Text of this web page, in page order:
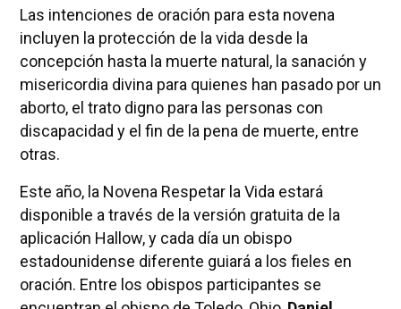
Las intenciones de oración para esta novena
incluyen la protección de la vida desde la
concepción hasta la muerte natural, la sanación y
misericordia divina para quienes han pasado por un
aborto, el trato digno para las personas con
discapacidad y el fin de la pena de muerte, entre
otras.
Este año, la Novena Respetar la Vida estará
disponible a través de la versión gratuita de la
aplicación Hallow, y cada día un obispo
estadounidense diferente guiará a los fieles en
oración. Entre los obispos participantes se